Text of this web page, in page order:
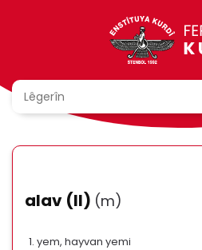
alav (II) (m)
yem, hayvan yemi